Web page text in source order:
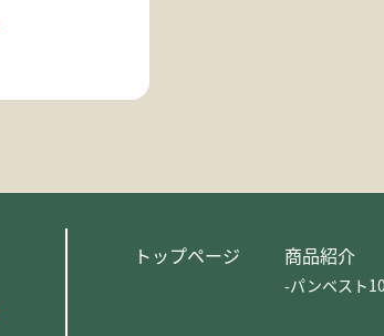
トップページ 商品紹介
-パンベスト10